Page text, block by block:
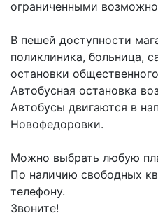
ограниченными
В пешей доступности
поликлиника, больница,
остановки
Автобусная остановка
Автобусы двигаются в
Новофедоровки.
Можно выбрать любую
По наличию свободных
телефону.
Звоните!